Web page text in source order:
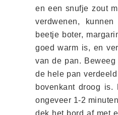
en een snufje zout
verdwenen,
beetje boter,
goed warm is, en
van de pan.
de hele pan
bovenkant droog
ongeveer 1-2
dek het bord af met